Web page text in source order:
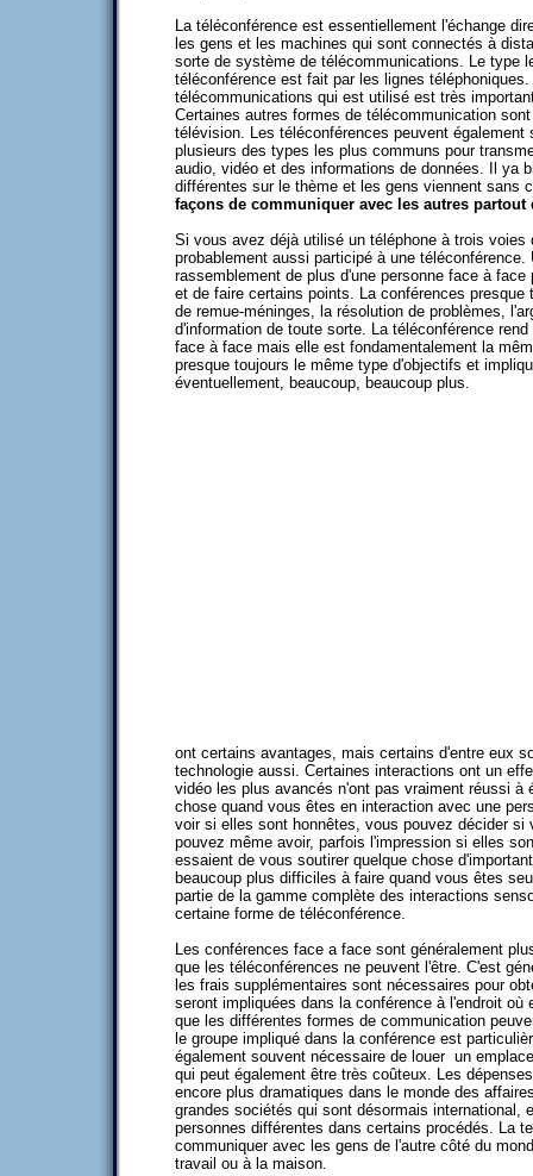
La téléconférence est essentiellement l'échange
les gens et les machines qui sont connectés à
sorte de système de télécommunications. Le type
téléconférence est fait par les lignes
télécommunications qui est utilisé est très
Certaines autres formes de télécommunication
télévision. Les téléconférences peuvent également
plusieurs des types les plus communs pour
audio, vidéo et des informations de données. Il ya
différentes sur le thème et les gens viennent sans
façons de communiquer avec les autres partout
Si vous avez déjà utilisé un téléphone à trois voies
probablement aussi participé à une téléconférence.
rassemblement de plus d'une personne face à
et de faire certains points. La conférences presque
de remue-méninges, la résolution de problèmes,
d'information de toute sorte. La téléconférence
face à face mais elle est fondamentalement la
presque toujours le même type d'objectifs et
éventuellement, beaucoup, beaucoup plus.
ont certains avantages, mais certains d'entre eux
technologie aussi. Certaines interactions ont un
vidéo les plus avancés n'ont pas vraiment réussi à
chose quand vous êtes en interaction avec une
voir si elles sont honnêtes, vous pouvez décider
pouvez même avoir, parfois l'impression si elles
essaient de vous soutirer quelque chose
beaucoup plus difficiles à faire quand vous êtes
partie de la gamme complète des interactions
certaine forme de téléconférence.
Les conférences face a face sont généralement
que les téléconférences ne peuvent l'être. C'est
les frais supplémentaires sont nécessaires pour
seront impliquées dans la conférence à l'endroit où
que les différentes formes de communication
le groupe impliqué dans la conférence est
également souvent nécessaire de louer un
qui peut également être très coûteux. Les
encore plus dramatiques dans le monde des
grandes sociétés qui sont désormais international,
personnes différentes dans certains procédés. La
communiquer avec les gens de l'autre côté du
travail ou à la maison.